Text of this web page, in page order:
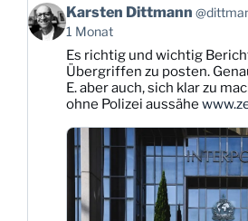
Beitrag
von
Karsten
Dittmann
Bluesky
ansehen
Karsten Dittmann
1 Monat
Es richtig und wichtig
Übergriffen zu posten.
E. aber auch, sich klar zu
ohne Polizei aussähe